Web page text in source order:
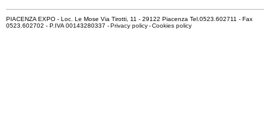
PIACENZA EXPO - Loc. Le Mose Via Tirotti, 11 - 29122 Piacenza Tel.0523.602711 - Fax
0523.602702 - P.IVA 00143280337 -Privacy policy-Cookies policy